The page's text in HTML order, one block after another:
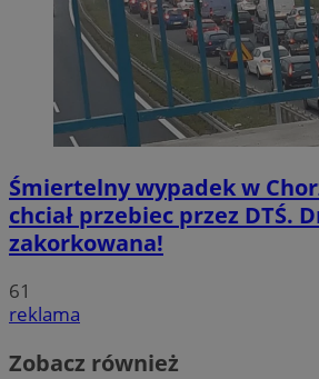
Śmiertelny wypadek w
chciał przebiec przez DTŚ.
zakorkowana!
61
reklama
Zobacz również